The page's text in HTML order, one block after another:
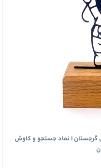
گرجستان | نماد جستجو و کاوش